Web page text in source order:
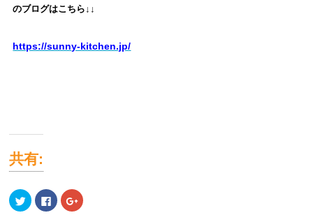
のブログはこちら↓↓
https://sunny-kitchen.jp/
共有:
ク
リ
Facebook
で
ク
リ